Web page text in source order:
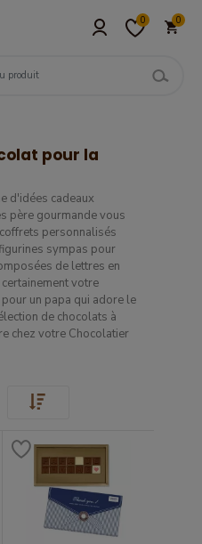
0 0
pour la
d'idées cadeaux
père gourmande vous
personnalisés
sympas pour
de lettres en
votre
un papa qui adore le
de chocolats à
chez votre Chocolatier